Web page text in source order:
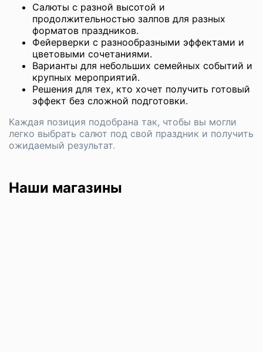
Салюты с разной высотой и
продолжительностью залпов для разных
форматов праздников.
Фейерверки с разнообразными эффектами и
цветовыми сочетаниями.
Варианты для небольших семейных событий и
крупных мероприятий.
Решения для тех, кто хочет получить готовый
эффект без сложной подготовки.
Каждая позиция подобрана так, чтобы вы могли
легко выбрать салют под свой праздник и получить
ожидаемый результат.
Наши магазины